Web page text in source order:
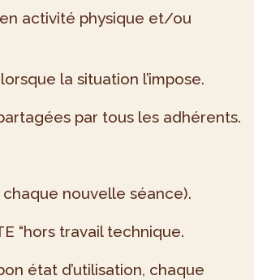
activité physique et/ou
la situation l’impose.
par tous les adhérents.
nouvelle séance).
“hors travail technique.
état d’utilisation, chaque